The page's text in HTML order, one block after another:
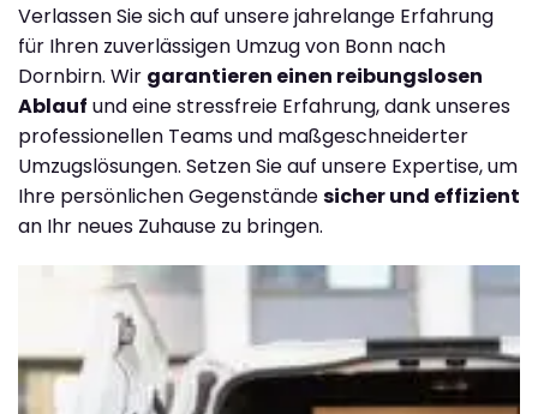
Verlassen Sie sich auf unsere jahrelange Erfahrung
für Ihren zuverlässigen Umzug von Bonn nach
Dornbirn. Wir garantieren einen reibungslosen
Ablauf und eine stressfreie Erfahrung, dank unseres
professionellen Teams und maßgeschneiderter
Umzugslösungen. Setzen Sie auf unsere Expertise, um
Ihre persönlichen Gegenständesicher und effizient
an Ihr neues Zuhause zu bringen.